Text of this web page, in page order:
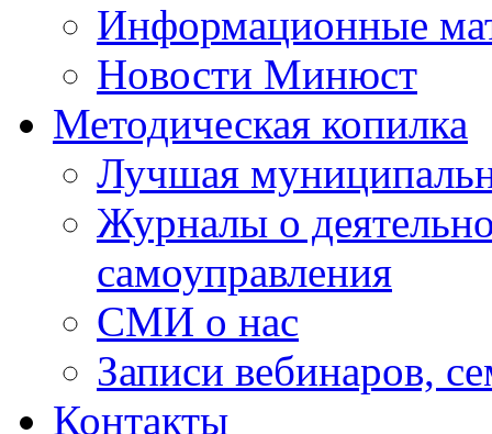
Информационные
Новости Минюст
Методическая копилка
Лучшая
Журналы о
самоуправления
СМИ о нас
Записи вебинаров,
Контакты